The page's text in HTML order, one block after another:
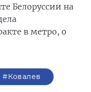
Белоруссии на
в метро, о
#Ковалев